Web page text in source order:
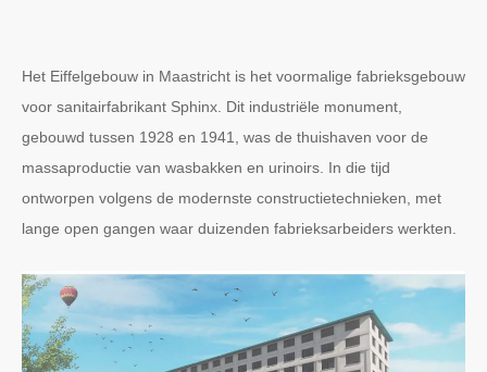
Het Eiffelgebouw in Maastricht is het voormalige fabrieksgebouw
voor sanitairfabrikant Sphinx. Dit industriële monument,
gebouwd tussen 1928 en 1941, was de thuishaven voor de
massaproductie van wasbakken en urinoirs. In die tijd
ontworpen volgens de modernste constructietechnieken, met
lange open gangen waar duizenden fabrieksarbeiders werkten.